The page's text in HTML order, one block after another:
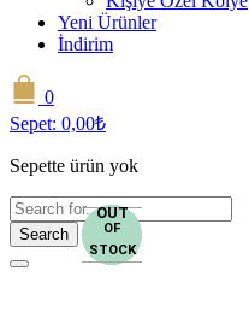
Yeni Ürünler
İndirim
0
Sepet: 0,00₺
Sepette ürün yok
Search
OUT
OF
STOCK
OUT
OF
STOCK